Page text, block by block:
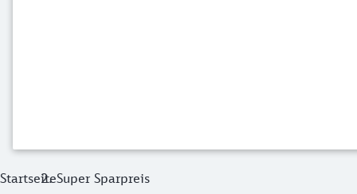
StartseiteSuper Sparpreis